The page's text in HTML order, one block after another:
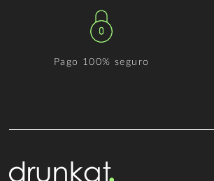
Pago 100% seguro